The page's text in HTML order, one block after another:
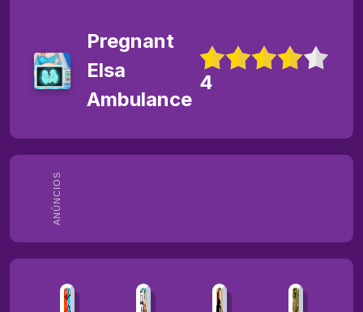
ANÚNCIOS
Pregnant
Elsa
Ambulance
4